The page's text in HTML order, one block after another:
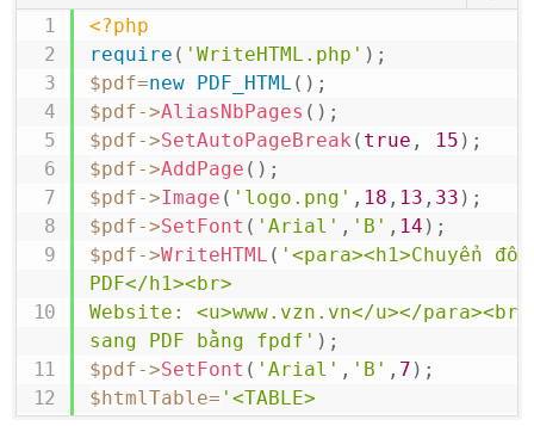
<label class="control-
div class = "
< div class
span
user
</ > span
input type = "
xlarge " name = " name placeholder =
</ div
</div
</
control-group
>
label class
control-
label
> Email </ label >
div class controls
<div class="input-
<?php
require ( 'WriteHTML.php' ) ;
$pdf=new PDF_HTML ( ) ;
$pdf->AliasNbPages ( ) ;
$pdf->SetAutoPageBreak ( true , 15 ) ;
$pdf->AddPage ( ) ;
$pdf->Image ( 'logo.png' , 18 , 13 , 33 ) ;
$pdf->SetFont ( 'Arial' , 'B' , 14 ) ;
$pdf->WriteHTML ( '<para><h1>Chuyển đổi
PDF</h1><br>
Website: <u>www.vzn.vn</u></
sang PDF bằng fpdf' ) ;
$pdf->SetFont ( 'Arial' , 'B' , 7 ) ;
$htmlTable= '<TABLE>